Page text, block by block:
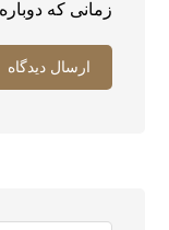
زمانی که